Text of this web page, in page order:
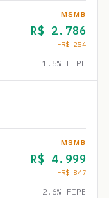
MSMB
R$ 2.786
−R$ 254
1.5% FIPE
MSMB
R$ 4.999
−R$ 847
2.6% FIPE